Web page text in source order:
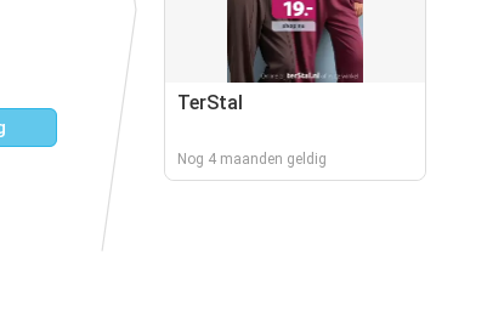
TerStal
Nog 4 maanden geldig